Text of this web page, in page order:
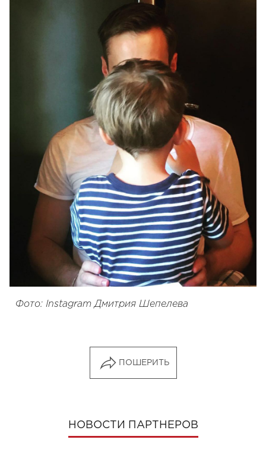
Фото: Instagram Дмитрия Шепелева
ПОШЕРИТЬ
НОВОСТИ ПАРТНЕРОВ